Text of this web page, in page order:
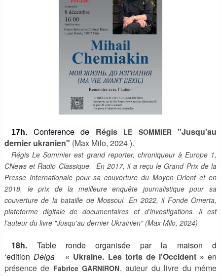
17h. Conference de Régis LE SOMMIER"Jusqu'au
dernier ukranien" (Max Milo, 2024 ).
Régis Le Sommier est grand reporter, chroniqueur à Europe 1,
CNews et Radio Classique. En 2017, il a reçu le Grand Prix de la
Presse Internationale pour sa couverture du Moyen Orient et en
2018, le prix de la meilleure enquête journalistique pour sa
couverture de la bataille de Mossoul. En 2022, il Fonde Omerta,
plateforme digitale de documentaires et d’investigations. Il est
l'auteur du livre "Jusqu'au dernier Ukrainien" (Max Milo, 2024)
18h. Table ronde organisée par la maison d
‘editionDelga « Ukraine. Les torts de l'Occident » en
présence de Fabrice GARNIRON, auteur du livre du même